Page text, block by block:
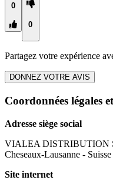
0
0
Partagez votre expérience
DONNEZ VOTRE AVIS
Coordonnées légales
Adresse siège social
VIALEA DISTRIBUTION
Cheseaux-Lausanne - Suisse
Site internet